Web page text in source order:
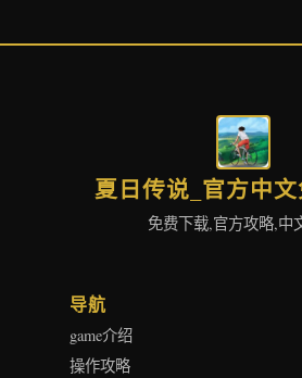
夏日传说_官方中
免费下载,官方攻略,中
导航
game介绍
操作攻略